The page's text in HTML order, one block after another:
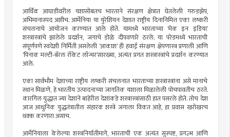
आर्थिक आघाडीवरील यशासोबतच भारताने संरक्षण क्षेत्रात घेतलेली गरुडझेप,
अभिमानास्पद अशीच. आर्मेनिया या युरेशियन देशात राष्ट्रीय दिनानिमित्त एका लष्करी
संचलनाचे आयोजन करण्यात आले होते. यामध्ये भारताच्या ‘मेक इन इंडिया’
शस्त्रास्त्रांचे झालेले प्रदर्शन, जगाचे डोळे दीपवणारे ठरले. या परेडमध्ये भारताची
संपूर्णपणे स्वदेशी निर्मिती असलेली ‘आकाश’ ही हवाई संरक्षण क्षेपणास्त्र प्रणाली आणि
‘पिनाक मल्टी-बॅरल रॉकेट लॉन्चर’सारख्या, अत्यंत प्रगत शस्त्रास्त्रांचे प्रदर्शन करण्यात
आले.
एका सार्वभौम देशाच्या राष्ट्रीय लष्करी संचलनात भारताच्या शस्त्रास्त्रांना असे मानाचे
स्थान मिळणे, हे भारतीय उत्पादनाच्या जागतिक यशाला मिळालेली पोचपावतीच ठरते.
कारगिल युद्धात ज्या देशाने बाहेरील देशांकडे शस्त्रास्त्रांसाठी हात पसरले होते. तोच देश
आज आधुनिक युद्धतंत्रातील संहारक शस्त्रे जगाला विकत आहे, हा प्रवास खरोखरच
थक्क करणारा असाच.
आर्मेनियाला केलेल्या शस्त्रनिर्यातीमागे, भारताची एक अत्यंत सुस्पष्ट, प्रगल्भ आणि